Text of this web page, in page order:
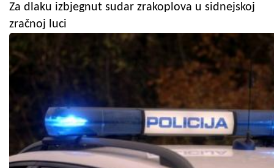
Za dlaku izbjegnut sudar zrakoplova u sidnejskoj
zračnoj luci